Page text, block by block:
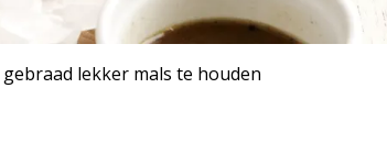
lekker mals te houden